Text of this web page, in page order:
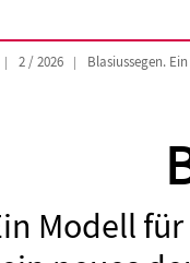
2 / 2026 Blasiussegen.
Modell